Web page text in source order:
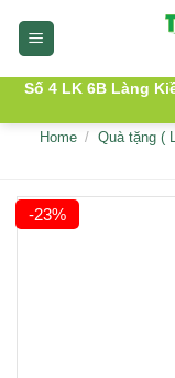
Số 4 LK 6B Làng
Home / Quà tặng (
-23%